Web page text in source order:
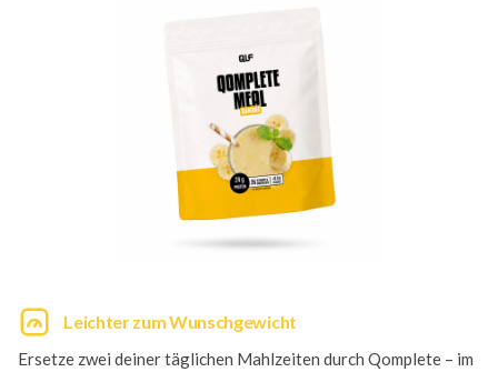
Leichter zum Wunschgewicht
Ersetze zwei deiner täglichen Mahlzeiten durch Qomplete – im